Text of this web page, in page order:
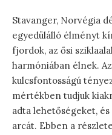
Stavanger, Norvégia
egyedülálló élményt
fjordok, az ősi
harmóniában élnek.
kulcsfontosságú
mértékben tudjuk
adta lehetőségeket,
arcát. Ebben a